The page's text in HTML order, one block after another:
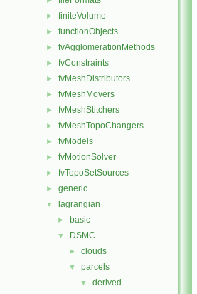
► finiteVolume
► functionObjects
► fvAgglomerationMethods
► fvConstraints
► fvMeshDistributors
► fvMeshMovers
► fvMeshStitchers
► fvMeshTopoChangers
► fvModels
► fvMotionSolver
► fvTopoSetSources
► generic
▼ lagrangian
► basic
▼ DSMC
► clouds
▼ parcels
▼ derived